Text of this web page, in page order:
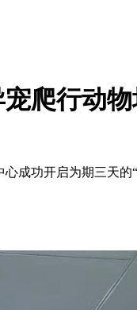
爬行动物
功开启为期三天的